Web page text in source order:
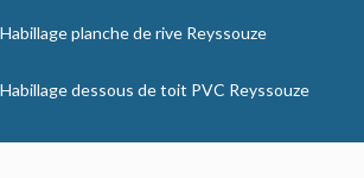
Habillage planche de rive Reyssouze
Habillage dessous de toit PVC Reyssouze